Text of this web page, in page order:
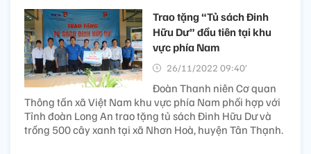
Trao tặng “Tủ sách Đinh
Hữu Dư” đầu tiên tại khu
vực phía Nam
26/11/2022 09:40’
Đoàn Thanh niên Cơ quan
Thông tấn xã Việt Nam khu vực phía Nam phối hợp với
Tỉnh đoàn Long An trao tặng tủ sách Đinh Hữu Dư và
trồng 500 cây xanh tại xã Nhơn Hoà, huyện Tân Thạnh.